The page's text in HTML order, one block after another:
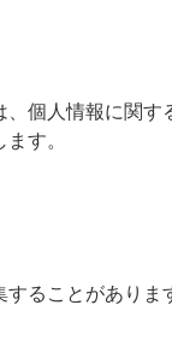
個人情報に関す
す。
ることがありま